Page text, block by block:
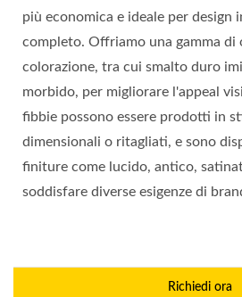
più economica e ideale per
completo. Offriamo una gamma di
colorazione, tra cui smalto duro
morbido, per migliorare l'appeal
fibbie possono essere prodotti in
dimensionali o ritagliati, e sono
finiture come lucido, antico,
soddisfare diverse esigenze di
Richiedi ora